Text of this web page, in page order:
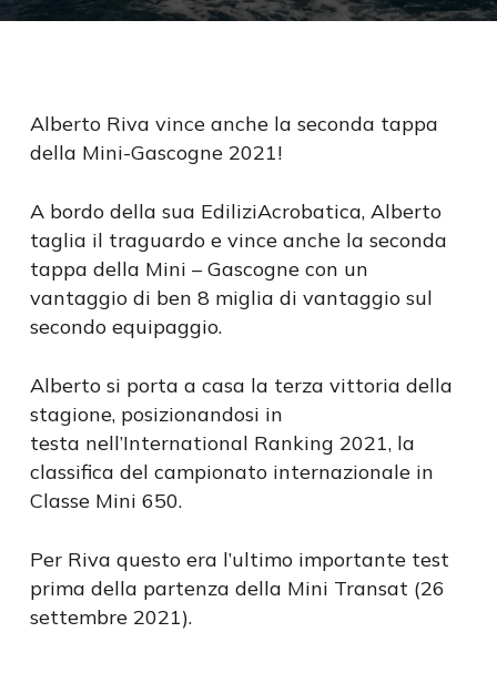
Alberto Riva vince anche la seconda tappa
della Mini-Gascogne 2021!
A bordo della sua EdiliziAcrobatica, Alberto
taglia il traguardo e vince anche la seconda
tappa della Mini – Gascogne con un
vantaggio di ben 8 miglia di vantaggio sul
secondo equipaggio.
Alberto si porta a casa la terza vittoria della
stagione, posizionandosi in
testa nell’International Ranking 2021, la
classifica del campionato internazionale in
Classe Mini 650.
Per Riva questo era l’ultimo importante test
prima della partenza della Mini Transat (26
settembre 2021).